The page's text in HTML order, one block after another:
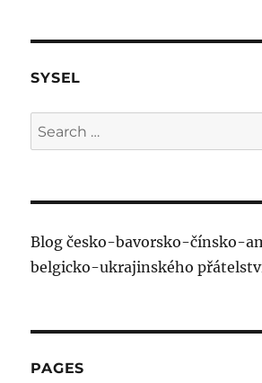
SYSEL
Search
for:
Blog česko-bavorsko-čínsko-
belgicko-ukrajinského
PAGES